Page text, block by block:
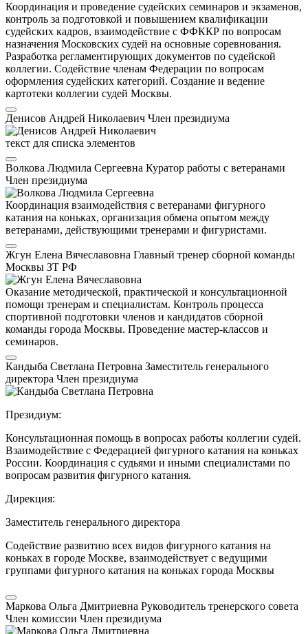
Координация и проведение судейских семинаров и экзаменов,
контроль за подготовкой и повышением квалификации
судейских кадров, взаимодействие с ФФККР по вопросам
назначения Московских судей на основные соревнования.
Разработка регламентирующих документов по судейской
коллегии. Содействие членам Федерации по вопросам
оформления судейских категорий. Создание и ведение
картотеки коллегии судей Москвы.
Денисов Андрей Николаевич Член президиума
текст для списка элементов
Волкова Людмила Сергеевна Куратор работы с ветеранами
Член президиума
Координация взаимодействия с ветеранами фигурного
катания на коньках, организация обмена опытом между
ветеранами, действующими тренерами и фигуристами.
Жгун Елена Вячеславовна Главный тренер сборной команды
Москвы ЗТ РФ
Оказание методической, практической и консультационной
помощи тренерам и специалистам. Контроль процесса
спортивной подготовки членов и кандидатов сборной
команды города Москвы. Проведение мастер-классов и
семинаров.
Кандыба Светлана Петровна Заместитель генерального
директора Член президиума
Президиум:
Консультационная помощь в вопросах работы коллегии судей.
Взаимодействие с Федерацией фигурного катания на коньках
России. Координация с судьями и иными специалистами по
вопросам развития фигурного катания.
Дирекция:
Заместитель генерального директора
Содействие развитию всех видов фигурного катания на
коньках в городе Москве, взаимодействует с ведущими
группами фигурного катания на коньках города Москвы
Маркова Ольга Дмитриевна Руководитель тренерского совета
Член комиссии Член президиума